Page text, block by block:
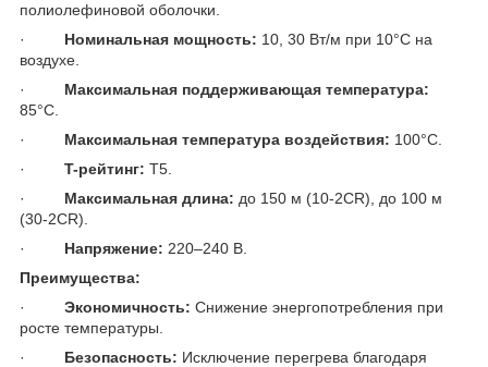
полиолефиновой оболочки.
· Номинальная мощность: 10, 30 Вт/м при 10°C на
воздухе.
· Максимальная поддерживающая температура:
85°C.
· Максимальная температура воздействия: 100°C.
· T-рейтинг: T5.
· Максимальная длина: до 150 м (10-2CR), до 100 м
(30-2CR).
· Напряжение: 220–240 В.
Преимущества:
· Экономичность: Снижение энергопотребления при
росте температуры.
· Безопасность: Исключение перегрева благодаря